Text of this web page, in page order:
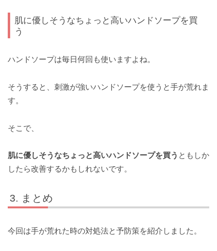
肌に優しそうなちょっと高いハンドソープを買
う
ハンドソープは毎日何回も使いますよね。
そうすると、刺激が強いハンドソープを使うと手が荒れま
す。
そこで、
肌に優しそうなちょっと高いハンドソープを買う ともしか
したら改善するかもしれないです。
まとめ
今回は手が荒れた時の対処法と予防策を紹介しました。